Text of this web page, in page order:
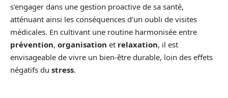
s’engager dans une gestion proactive de sa santé,
atténuant ainsi les conséquences d’un oubli de visites
médicales. En cultivant une routine harmonisée entre
prévention, organisation et relaxation, il est
envisageable de vivre un bien-être durable, loin des effets
négatifs du stress.